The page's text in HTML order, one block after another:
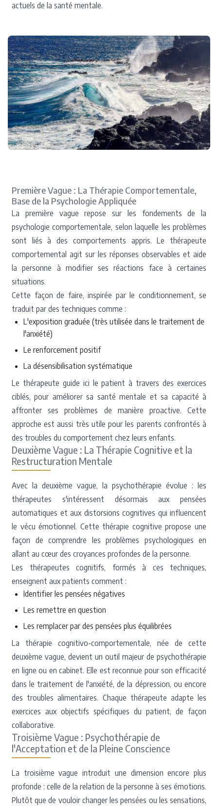
actuels de la santé mentale.
Première Vague : La Thérapie Comportementale,
Base de la Psychologie Appliquée
La première vague repose sur les fondements de la
psychologie comportementale, selon laquelle les problèmes
sont liés à des comportements appris. Le thérapeute
comportemental agit sur les réponses observables et aide
la personne à modifier ses réactions face à certaines
situations.
Cette façon de faire, inspirée par le conditionnement, se
traduit par des techniques comme :
L'exposition graduée (très utilisée dans le traitement de
l'anxiété)
Le renforcement positif
La désensibilisation systématique
Le thérapeute guide ici le patient à travers des exercices
ciblés, pour améliorer sa santé mentale et sa capacité à
affronter ses problèmes de manière proactive. Cette
approche est aussi très utile pour les parents confrontés à
des troubles du comportement chez leurs enfants.
Deuxième Vague : La Thérapie Cognitive et la
Restructuration Mentale
Avec la deuxième vague, la psychothérapie évolue : les
thérapeutes s'intéressent désormais aux pensées
automatiques et aux distorsions cognitives qui influencent
le vécu émotionnel. Cette thérapie cognitive propose une
façon de comprendre les problèmes psychologiques en
allant au cœur des croyances profondes de la personne.
Les thérapeutes cognitifs, formés à ces techniques,
enseignent aux patients comment :
Identifier les pensées négatives
Les remettre en question
Les remplacer par des pensées plus équilibrées
La thérapie cognitivo-comportementale, née de cette
deuxième vague, devient un outil majeur de psychothérapie
en ligne ou en cabinet. Elle est reconnue pour son efficacité
dans le traitement de l'anxiété, de la dépression, ou encore
des troubles alimentaires. Chaque thérapeute adapte les
exercices aux objectifs spécifiques du patient, de façon
collaborative.
Troisième Vague : Psychothérapie de
l'Acceptation et de la Pleine Conscience
La troisième vague introduit une dimension encore plus
profonde : celle de la relation de la personne à ses émotions.
Plutôt que de vouloir changer les pensées ou les sensations,